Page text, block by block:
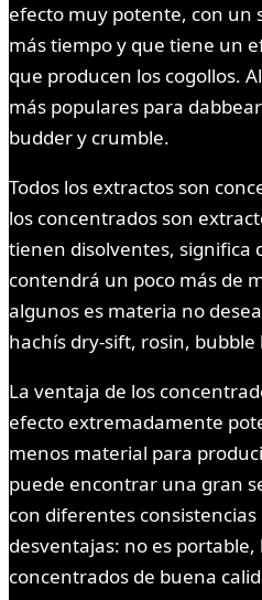
efecto muy potente, con un
más tiempo y que tiene un
que producen los cogollos.
más populares para
budder y crumble.
Todos los extractos son
los concentrados son
tienen disolventes, significa
contendrá un poco más de
algunos es materia no
hachís dry-sift, rosin, bubble
La ventaja de los
efecto extremadamente
menos material para
puede encontrar una gran
con diferentes consistencias
desventajas: no es
concentrados de buena